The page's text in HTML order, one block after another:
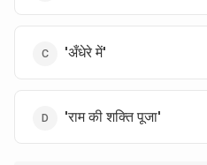
'अँधेरे में'
'राम की शक्ति पूजा'